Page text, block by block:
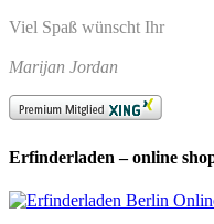
Viel Spaß wünscht Ihr
Marijan Jordan
Erfinderladen – online